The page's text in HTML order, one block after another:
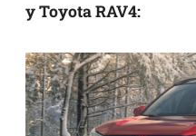
y Toyota RAV4: